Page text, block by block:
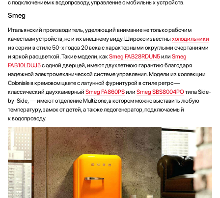
с подключением к водопроводу, управление с мобильных устройств.
Smeg
Итальянский производитель, уделяющий внимание не только рабочим
качествам устройств, но и их внешнему виду. Широко известны холодильники
из серии в стиле 50-х годов 20 века с характерными округлыми очертаниями
и яркой расцветкой. Такие модели, какSmeg FAB28RDUN5или Smeg
FAB10LDUJ5с одной дверцей, имеют двухлетнюю гарантию благодаря
надежной электромеханической системе управления. Модели из коллекции
Coloniale в кремовом цвете с латунной фурнитурой в стиле ретро —
классический двухкамерный Smeg FA860PSили Smeg SBS8004POтипа Side-
by-Side, — имеют отделение Multizone, в котором можно выставить любую
температуру, замок от детей, а также ледогенератор, подключаемый
к водопроводу.